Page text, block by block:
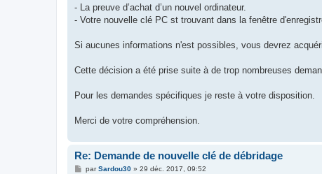
g
- La preuve d’achat d’un nouvel ordinateur.
- Votre nouvelle clé PC st trouvant dans la fenêtre
Si aucunes informations n'est possibles, vous devrez
Cette décision a été prise suite à de trop nombreuses
Pour les demandes spécifiques je reste à votre disposition.
Merci de votre compréhension.
Re: Demande de nouvelle clé de débridage
MparSardou30» 29 déc. 2017, 09:52